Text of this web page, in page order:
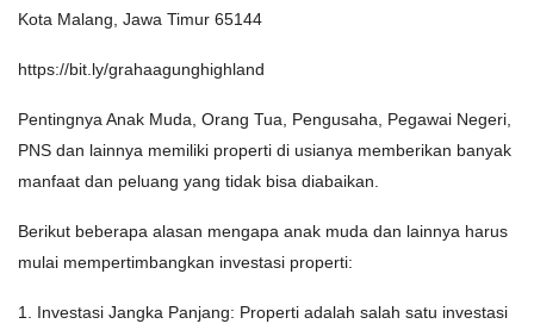
Kota Malang, Jawa Timur 65144
https://bit.ly/grahaagunghighland
Pentingnya Anak Muda, Orang Tua, Pengusaha, Pegawai Negeri,
PNS dan lainnya memiliki properti di usianya memberikan banyak
manfaat dan peluang yang tidak bisa diabaikan.
Berikut beberapa alasan mengapa anak muda dan lainnya harus
mulai mempertimbangkan investasi properti:
1. Investasi Jangka Panjang: Properti adalah salah satu investasi